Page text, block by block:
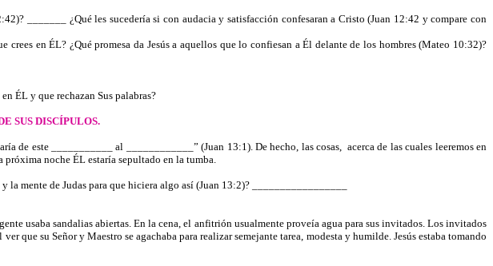
_______ ¿Qué les sucedería si con audacia y satisfacción confesaran a Cristo (Juan 12:42 y compare con
en ÉL? ¿Qué promesa da Jesús a aquellos que lo confiesan a Él delante de los hombres (Mateo 10:32)?
ÉL y que rechazan Sus palabras?
SUS DISCÍPULOS.
de este ___________ al ____________” (Juan 13:1). De hecho, las cosas, acerca de las cuales leeremos en
próxima noche ÉL estaría sepultado en la tumba.
mente de Judas para que hiciera algo así (Juan 13:2)? _________________
usaba sandalias abiertas. En la cena, el anfitrión usualmente proveía agua para sus invitados. Los invitados
que su Señor y Maestro se agachaba para realizar semejante tarea, modesta y humilde. Jesús estaba tomando